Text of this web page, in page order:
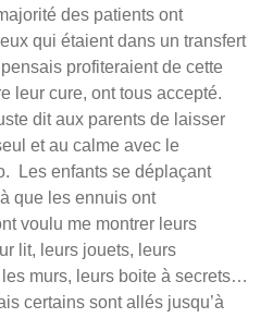
des patients ont
qui étaient dans un transfert
profiteraient de cette
leur cure, ont tous accepté.
dit aux parents de laisser
et au calme avec le
Les enfants se déplaçant
que les ennuis ont
voulu me montrer leurs
lit, leurs jouets, leurs
murs, leurs boite à secrets…
certains sont allés jusqu’à